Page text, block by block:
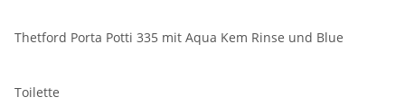
Thetford Porta Potti 335 mit Aqua Kem Rinse und Blue
Toilette